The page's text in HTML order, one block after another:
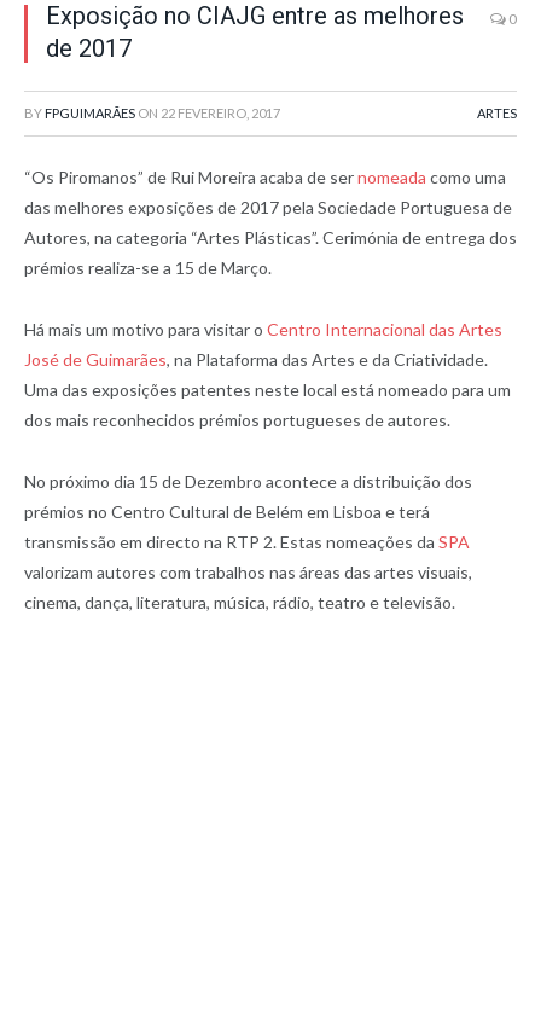
Exposição no CIAJG entre as melhores
de 2017
0
BY FPGUIMARÃES ON 22 FEVEREIRO, 2017 ARTES
“Os Piromanos” de Rui Moreira acaba de sernomeada como uma
das melhores exposições de 2017 pela Sociedade Portuguesa de
Autores, na categoria “Artes Plásticas”. Cerimónia de entrega dos
prémios realiza-se a 15 de Março.
Há mais um motivo para visitar o Centro Internacional das Artes
José de Guimarães, na Plataforma das Artes e da Criatividade.
Uma das exposições patentes neste local está nomeado para um
dos mais reconhecidos prémios portugueses de autores.
No próximo dia 15 de Dezembro acontece a distribuição dos
prémios no Centro Cultural de Belém em Lisboa e terá
transmissão em directo na RTP 2. Estas nomeações da SPA
valorizam autores com trabalhos nas áreas das artes visuais,
cinema, dança, literatura, música, rádio, teatro e televisão.